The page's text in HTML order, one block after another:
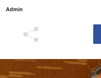
Admin